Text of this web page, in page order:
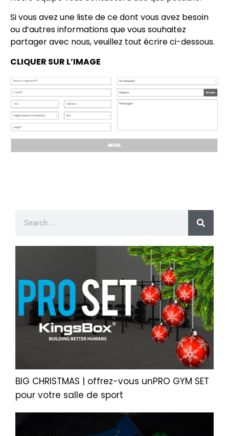
Si vous avez une liste de ce dont vous avez besoin
ou d’autres informations que vous souhaitez
partager avec nous, veuillez tout écrire ci-dessous.
CLIQUER SUR L’IMAGE
BIG CHRISTMAS | offrez-vous unPRO GYM SET
pour votre salle de sport